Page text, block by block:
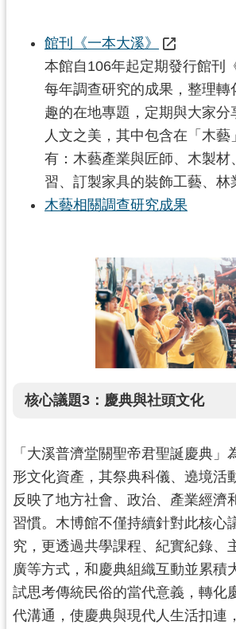
館刊《一本大溪》
本館自106年起定期發行館刊
每年調查研究的成果，整理轉
趣的在地專題，定期與大家分
人文之美，其中包含在「木藝
有：木藝產業與匠師、木製材
習、訂製家具的裝飾工藝、林
木藝相關調查研究成果
核心議題3：慶典與社頭文化
「大溪普濟堂關聖帝君聖誕慶典」
形文化資產，其祭典科儀、遶境活
反映了地方社會、政治、產業經濟
習慣。木博館不僅持續針對此核心
究，更透過共學課程、紀實紀錄、
廣等方式，和慶典組織互動並累積
試思考傳統民俗的當代意義，轉化
代溝通，使慶典與現代人生活扣連